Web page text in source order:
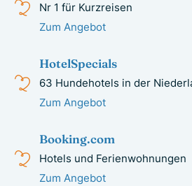
Nr 1 für Kurzreisen
Zum Angebot
HotelSpecials
63 Hundehotels in der
Zum Angebot
Booking.com
Hotels und Ferienwohnungen
Zum Angebot